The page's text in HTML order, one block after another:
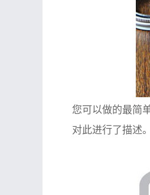
您可以做的最简
对此进行了描述。